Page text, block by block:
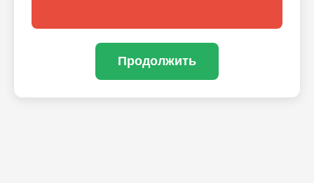
Продолжить